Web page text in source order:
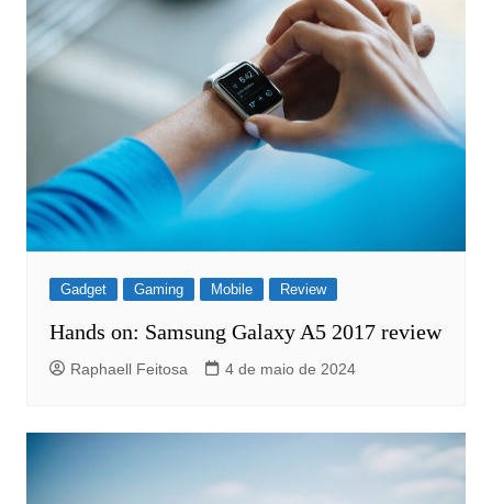
Gadget Gaming Mobile Review
Hands on: Samsung Galaxy A5 2017 review
Raphaell Feitosa 4 de maio de 2024